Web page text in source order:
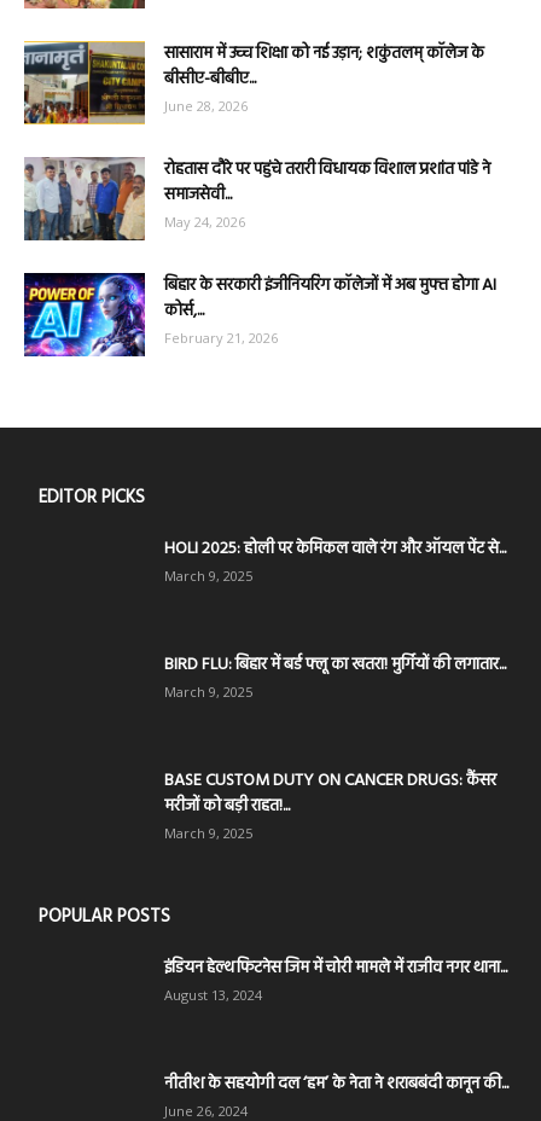
सासाराम में उच्च शिक्षा को नई उड़ान; शकुंतलम् कॉलेज के
बीसीए-बीबीए...
June 28, 2026
रोहतास दौरे पर पहुंचे तरारी विधायक विशाल प्रशांत पांडे ने
समाजसेवी...
May 24, 2026
बिहार के सरकारी इंजीनियरिंग कॉलेजों में अब मुफ्त होगा AI
कोर्स,...
February 21, 2026
EDITOR PICKS
HOLI 2025: होली पर केमिकल वाले रंग और ऑयल पेंट से...
March 9, 2025
BIRD FLU: बिहार में बर्ड फ्लू का खतरा! मुर्गियों की लगातार...
March 9, 2025
BASE CUSTOM DUTY ON CANCER DRUGS: कैंसर
मरीजों को बड़ी राहत!...
March 9, 2025
POPULAR POSTS
इंडियन हेल्थ फिटनेस जिम में चोरी मामले में राजीव नगर थाना...
August 13, 2024
नीतीश के सहयोगी दल ‘हम’ के नेता ने शराबबंदी कानून की...
June 26, 2024